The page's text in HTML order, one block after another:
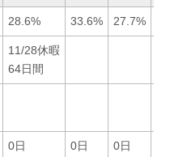
28.6% 33.6% 27.7%
11/28休暇
64日間
0日 0日 0日